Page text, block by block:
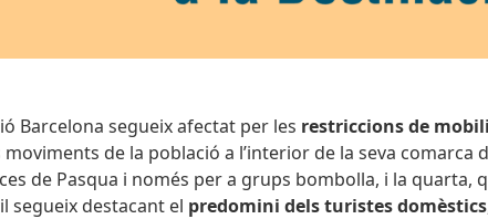
Barcelona segueix afectat per les restriccions de
de la població a l’interior de la seva comarca
de Pasqua i només per a grups bombolla, i la quarta,
segueix destacant el predomini dels turistes domèstics